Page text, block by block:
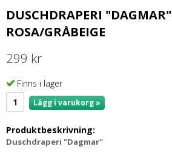
DUSCHDRAPERI "DAGMAR"
ROSA/GRÅBEIGE
299 kr
Finns i lager
Lägg i varukorg »
Produktbeskrivning:
Duschdraperi "Dagmar"